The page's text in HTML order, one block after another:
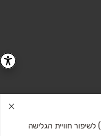
אנחנו משתמשים בעוגיות (cookies) לשיפור חוויית הגלישה